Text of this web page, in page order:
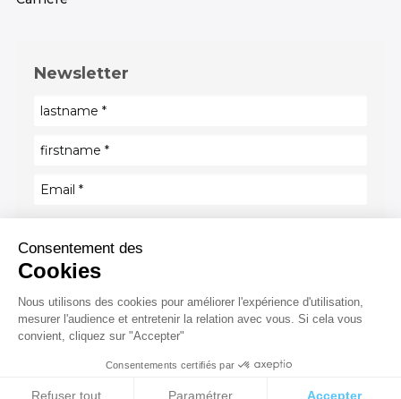
Newsletter
consent that you want to receive news, event
invitations and other promotional material from
and about Trust Valley
Consentement des
Cookies
Nous utilisons des cookies pour améliorer l'expérience d'utilisation,
mesurer l'audience et entretenir la relation avec vous. Si cela vous
convient, cliquez sur "Accepter"
Consentements certifiés par
Refuser tout Paramétrer Accepter
Cookies